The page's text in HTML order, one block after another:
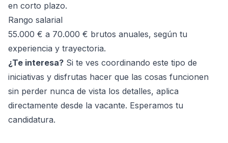
en corto plazo.
Rango salarial
55.000 € a 70.000 € brutos anuales, según tu
experiencia y trayectoria.
¿Te interesa? Si te ves coordinando este tipo de
iniciativas y disfrutas hacer que las cosas funcionen
sin perder nunca de vista los detalles, aplica
directamente desde la vacante. Esperamos tu
candidatura.